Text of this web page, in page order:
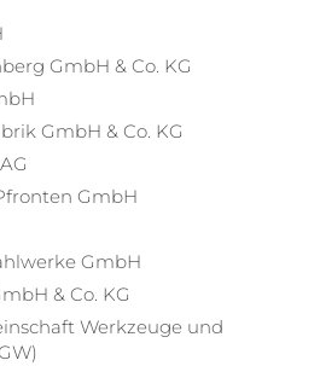
GmbH & Co. KG
GmbH & Co. KG
GmbH
GmbH
& Co. KG
Werkzeuge und